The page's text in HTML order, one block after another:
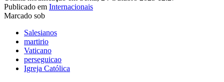
Publicado em Internacionais
Marcado sob
Salesianos
martirio
Vaticano
perseguicao
Igreja Católica